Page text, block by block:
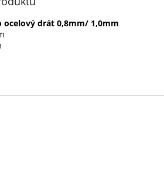
ocelový drát 0,8mm/ 1,0mm